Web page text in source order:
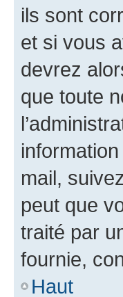
ils sont
et si vous
devrez
que toute
mail,
peut que
traité par
fournie,
Haut